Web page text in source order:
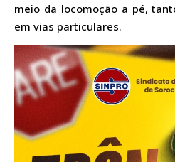
meio da locomoção a pé,
em vias particulares.